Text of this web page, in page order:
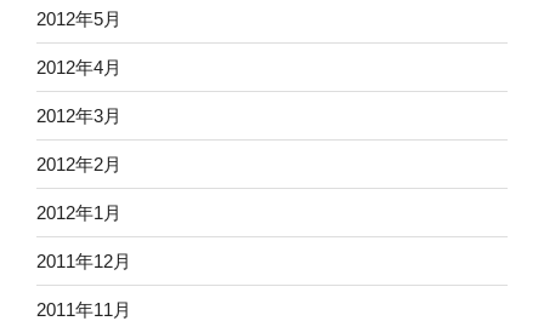
2012年5月
2012年4月
2012年3月
2012年2月
2012年1月
2011年12月
2011年11月